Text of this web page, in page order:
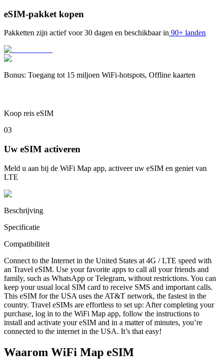
eSIM-pakket kopen
Pakketten zijn actief voor 30 dagen en beschikbaar in 90+ landen
Bonus: Toegang tot 15 miljoen WiFi-hotspots, Offline kaarten
Koop reis eSIM
03
Uw eSIM activeren
Meld u aan bij de WiFi Map app, activeer uw eSIM en geniet van
LTE
Beschrijving
Specificatie
Compatibiliteit
Connect to the Internet in the United States at 4G / LTE speed with
an Travel eSIM. Use your favorite apps to call all your friends and
family, such as WhatsApp or Telegram, without restrictions. You can
keep your usual local SIM card to receive SMS and important calls.
This eSIM for the USA uses the AT&T network, the fastest in the
country. Travel eSIMs are effortless to set up: After completing your
purchase, log in to the WiFi Map app, follow the instructions to
install and activate your eSIM and in a matter of minutes, you’re
connected to the internet in the USA. It’s that easy!
Waarom WiFi Map eSIM